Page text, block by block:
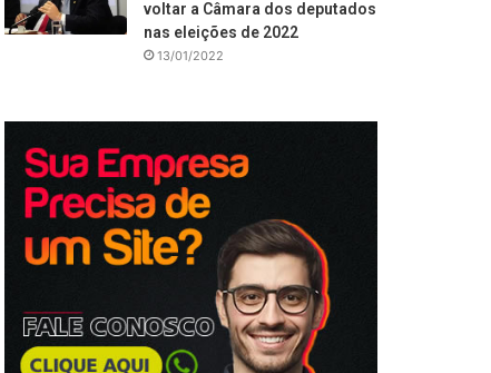
voltar a Câmara dos deputados
nas eleições de 2022
13/01/2022